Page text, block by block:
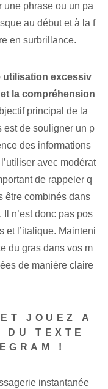
une phrase ou un pa
au début‍ et à la f
en surbrillance.
utilisation excessiv
la compréhension
principal de la
est de souligner un p
des informations
avec modérat
de rappeler q
être combinés dans
n’est donc pas pos
et l’italique. Mainteni
du gras dans vos m
de manière claire
JOUEZ A
DU TEXTE
!
instantanée